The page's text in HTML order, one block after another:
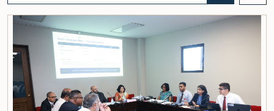
விசேட குழுக் கூட்டத்தின் போதே இத்தீர்மானம் எடுக்கப்பட்டது.2004, 2007 மற்றும் 2022 ஆம்
ஆண்டுகளில் வெளியிடப்பட்ட பாராளுமன்ற விசேட குழுக்களின் அறிக்கைகள் மற்றும் தனிநபர்கள்,
அமைப்புகள் ஆகியவற்றினால் சமர்ப்பிக்கப்பட்டுள்ள 31 முன்மொழிவுகளை அடிப்படையாகக் கொண்டு
தேர்தல் சீர்திருத்தங்கள் தொடர்பாக விரிவான கலந்துரையாடல் இங்கு இடம்பெற்றது.உள்ளூராட்சி
மன்றத் தேர்தல் முறைக்காக கலப்பு தேர்தல் முறையை அறிமுகப்படுத்துதல், சிறு கட்சிகள் மற்றும்
சிறுபான்மை குழுக்களின் பிரதிநிதித்துவத்தை உறுதிப்படுத்துதல், பெண்களின் பிரதிநிதித்துவத்தை
மேம்படுத்துதல், மின்னணு வாக்களிப்பு முறையை அறிமுகப்படுத்துதல், முன்கூட்டியே வாக்களிக்கும்
வசதியை ஏற்படுத்துதல் உள்ளிட்ட பல்வேறு முன்மொழிவுகள் தொடர்பில் இக்கூட்டத்தில் விசேட கவனம்
செலுத்தப்பட்டது.மேலும், வெளிநாடுகளில் வாழும் இலங்கையர்களுக்கு வாக்களிக்கும் உரிமையை
வழங்குவது தொடர்பான முன்மொழிவுகளும் பரிசீலிக்கப்பட்டதுடன், அதற்குத் தேவையான சட்ட மற்றும்